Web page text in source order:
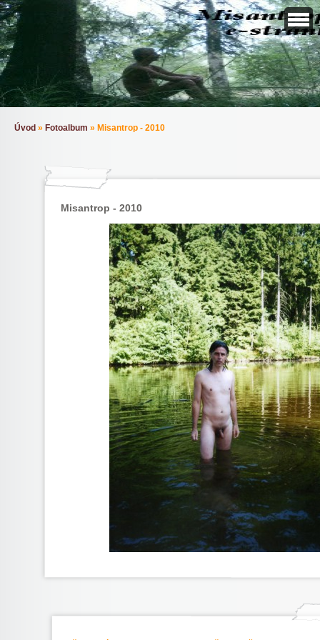
Úvod » Fotoalbum » Misantrop - 2010
Misantrop - 2010